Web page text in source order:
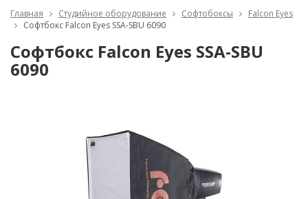
Главная Студийное оборудование Софтобоксы
Falcon Eyes
Софтбокс Falcon Eyes SSA-SBU 6090
Софтбокс Falcon Eyes SSA-SBU
6090